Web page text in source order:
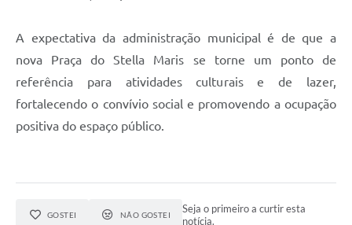
A expectativa da administração municipal é de que a
nova Praça do Stella Maris se torne um ponto de
referência para atividades culturais e de lazer,
fortalecendo o convívio social e promovendo a ocupação
positiva do espaço público.
GOSTEI NÃO GOSTEI
Seja o primeiro a curtir esta
notícia.